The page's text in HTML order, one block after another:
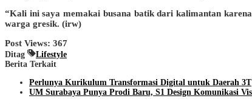
“Kali ini saya memakai busana batik dari kalimantan
warga gresik. (irw)
Post Views: 367
Ditag
Lifestyle
Berita Terkait
Perlunya Kurikulum Transformasi Digital untuk Daerah 3T
UM Surabaya Punya Prodi Baru, S1 Design Komunikasi